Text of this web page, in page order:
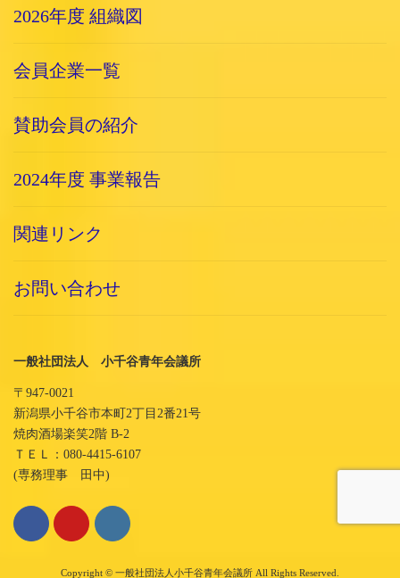
2026年度 組織図
会員企業一覧
賛助会員の紹介
2024年度 事業報告
関連リンク
お問い合わせ
一般社団法人 小千谷青年会議所
〒947-0021
新潟県小千谷市本町2丁目2番21号
焼肉酒場楽笑2階 B-2
ＴＥＬ：080-4415-6107
(専務理事 田中)
Copyright © 一般社団法人小千谷青年会議所 All Rights Reserved.